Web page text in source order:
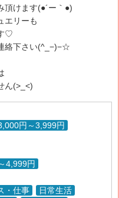
頂けます(●´ー｀●)
エリーも
♡
絡下さい(^_−)−☆
ん(>_<)
円～3,999円
4,999円
・仕事
日常生活